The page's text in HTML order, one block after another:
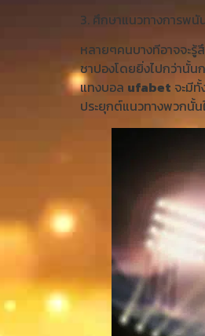
3. ศึกษาแนวทางการพนั
หลายๆคนบางทีอาจจะรู้
ชาปองโดยยิ่งไปกว่านั้น
แทงบอล ufabet จะมี
ประยุกต์แนวทางพวกนั้